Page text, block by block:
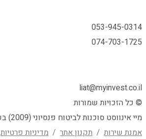
053-945-0314
074-703-1725
liat@myinvest.co.il
© כל הזכויות שמורות
מיי אינווסט סוכנות לביטוח פנסיוני (2009) בע”מ.
אמנת שירות / תקנון אתר / מדיניות פרטיות